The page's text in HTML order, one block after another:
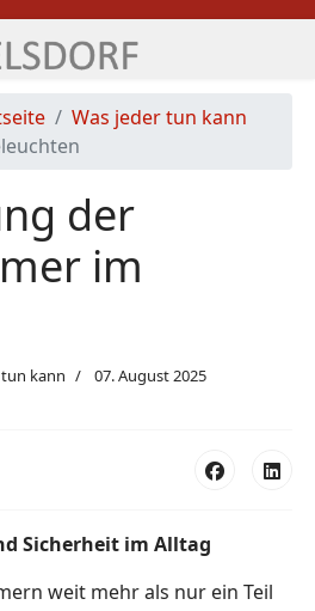
Was jeder tun kann
der
im
kann
07. August 2025
Sicherheit im Alltag
weit mehr als nur ein Teil